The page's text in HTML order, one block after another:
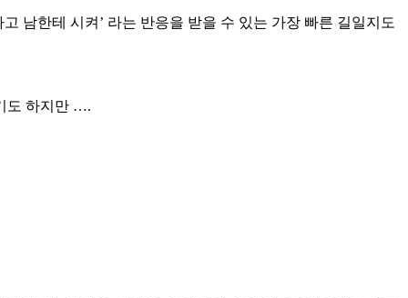
남한테 시켜’ 라는 반응을 받을 수 있는 가장 빠른 길일지도
도 하지만 ….